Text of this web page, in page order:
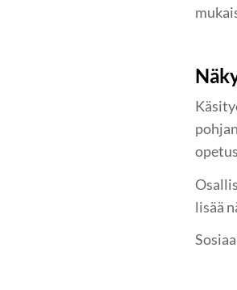
lisää